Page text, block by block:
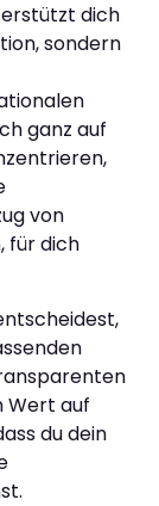
dich
sondern
ganz auf
von
für dich
Wert auf
du dein